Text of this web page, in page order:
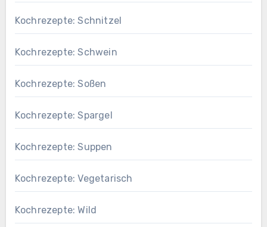
Kochrezepte: Schnitzel
Kochrezepte: Schwein
Kochrezepte: Soßen
Kochrezepte: Spargel
Kochrezepte: Suppen
Kochrezepte: Vegetarisch
Kochrezepte: Wild